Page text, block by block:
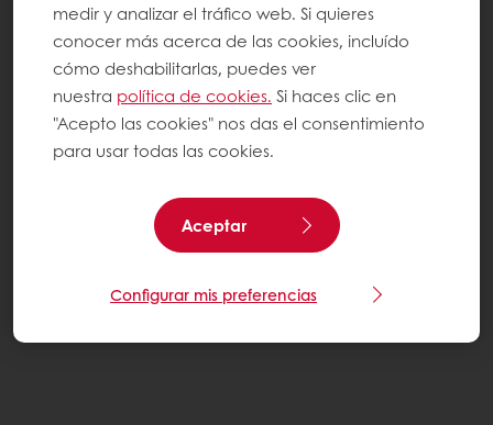
medir y analizar el tráfico web. Si quieres
conocer más acerca de las cookies, incluído
cómo deshabilitarlas, puedes ver
nuestra política de cookies. Si haces clic en
"Acepto las cookies" nos das el consentimiento
para usar todas las cookies.
Aceptar
Configurar mis preferencias